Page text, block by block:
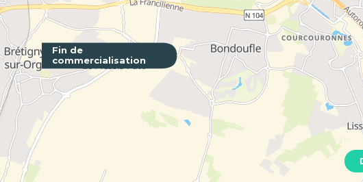
Fin de
commercialisation
Patio Nova
GENTILLY - 94250